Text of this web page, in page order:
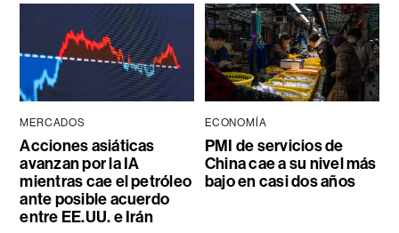
MERCADOS
Acciones asiáticas
avanzan por la IA
mientras cae el petróleo
ante posible acuerdo
entre EE.UU. e Irán
ECONOMÍA
PMI de servicios de
China cae a su nivel más
bajo en casi dos años